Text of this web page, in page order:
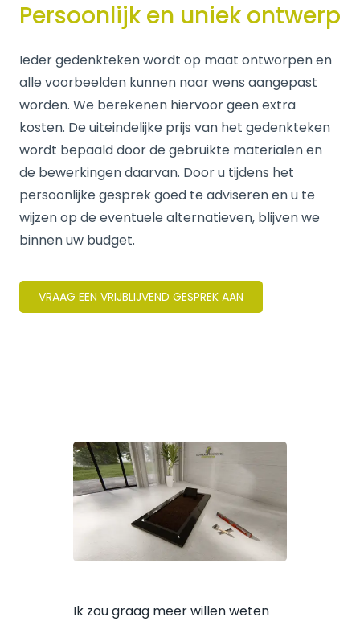
Persoonlijk en uniek ontwerp
Ieder gedenkteken wordt op maat ontworpen en
alle voorbeelden kunnen naar wens aangepast
worden. We berekenen hiervoor geen extra
kosten. De uiteindelijke prijs van het gedenkteken
wordt bepaald door de gebruikte materialen en
de bewerkingen daarvan. Door u tijdens het
persoonlijke gesprek goed te adviseren en u te
wijzen op de eventuele alternatieven, blijven we
binnen uw budget.
VRAAG EEN VRIJBLIJVEND GESPREK AAN
Ik zou graag meer willen weten